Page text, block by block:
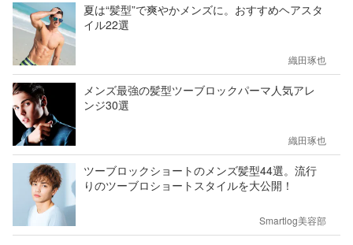
夏は“髪型”で爽やかメンズに。おすすめヘアスタ
イル22選
織田琢也
メンズ最強の髪型ツーブロックパーマ人気アレ
ンジ30選
織田琢也
ツーブロックショートのメンズ髪型44選。流行
りのツーブロショートスタイルを大公開！
Smartlog美容部